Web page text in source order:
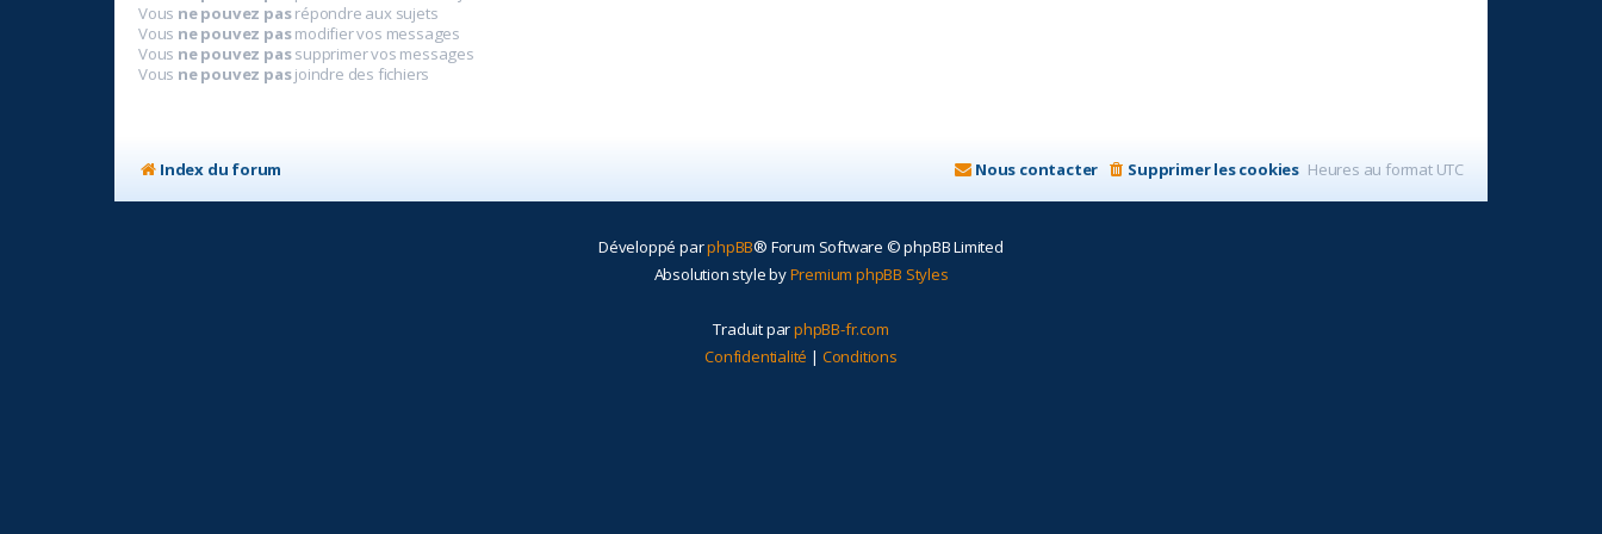
Vous ne pouvez pasrépondre aux sujets
Vous ne pouvez pasmodifier vos messages
Vous ne pouvez passupprimer vos messages
Vous ne pouvez pasjoindre des fichiers
Index du forum Heures au format UTC
Supprimer les cookies
Nous contacter
Développé parphpBB® Forum Software © phpBB Limited
Absolution style byPremium phpBB Styles
Traduit parphpBB-fr.com
Confidentialité | Conditions